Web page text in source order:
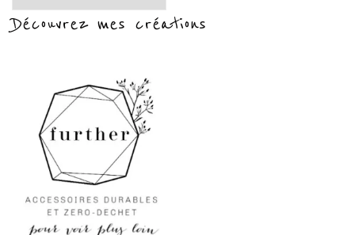
mois
:Découvrez mes créations